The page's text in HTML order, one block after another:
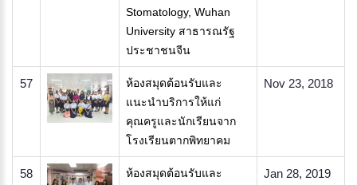
Stomatology, Wuhan
University สาธารณรัฐ
ประชาชนจีน
57
ห้องสมุดต้อนรับและ
แนะนำบริการให้แก่
คุณครูและนักเรียนจาก
โรงเรียนตากพิทยาคม
Nov 23, 2018
58
ห้องสมุดต้อนรับและ
Jan 28, 2019